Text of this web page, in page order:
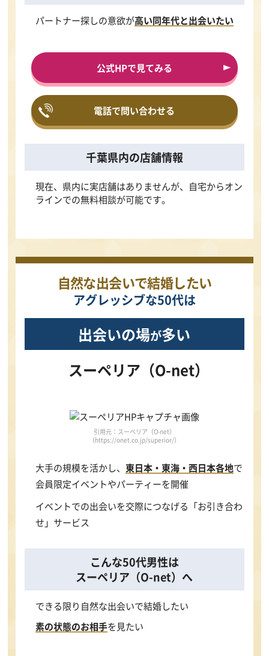
パートナー探しの意欲が高い同年代と出会いたい
公式HPで見てみる
電話で問い合わせる
千葉県内の店舗情報
現在、県内に実店舗はありませんが、自宅からオン
ラインでの無料相談が可能です。
自然な出会いで結婚したい
アグレッシブな50代は
出会いの場が多い
スーペリア（O-net）
引用元：スーペリア（O-net）
（https://onet.co.jp/superior/）
大手の規模を活かし、東日本・東海・西日本各地で
会員限定イベントやパーティーを開催
イベントでの出会いを交際につなげる「お引き合わ
せ」サービス
こんな50代男性は
スーペリア（O-net）へ
できる限り自然な出会いで結婚したい
素の状態のお相手を見たい